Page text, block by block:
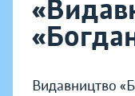
Видавництво